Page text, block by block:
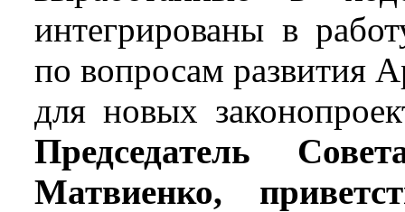
интегрированы в
по вопросам развития
для новых
Председатель
Матвиенко,